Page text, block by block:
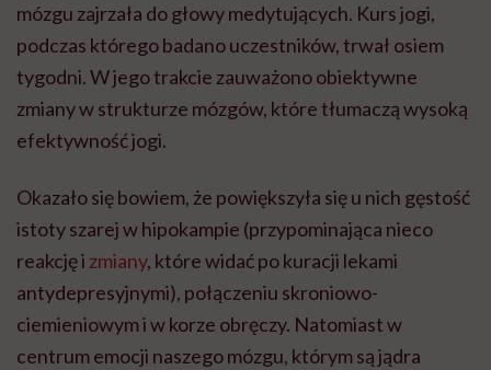
mózgu zajrzała do głowy medytujących. Kurs jogi,
podczas którego badano uczestników, trwał osiem
tygodni. W jego trakcie zauważono obiektywne
zmiany w strukturze mózgów, które tłumaczą wysoką
efektywność jogi.
Okazało się bowiem, że powiększyła się u nich gęstość
istoty szarej w hipokampie (przypominająca nieco
reakcję i zmiany, które widać po kuracji lekami
antydepresyjnymi), połączeniu skroniowo-
ciemieniowym i w korze obręczy. Natomiast w
centrum emocji naszego mózgu, którym są jądra